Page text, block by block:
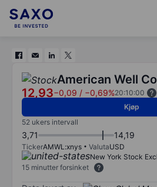
American Well
12,93−0,09 / −0,69%20:10:00
Kjøp
52 ukers intervall
3,71 14,19
TickerAMWL:xnys ValutaUSD
New York Stock
15 minutter forsinket